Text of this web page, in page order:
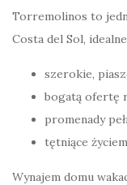
Torremolinos to
Costa del Sol,
szerokie,
bogatą ofertę
promenady
tętniące
Wynajem domu